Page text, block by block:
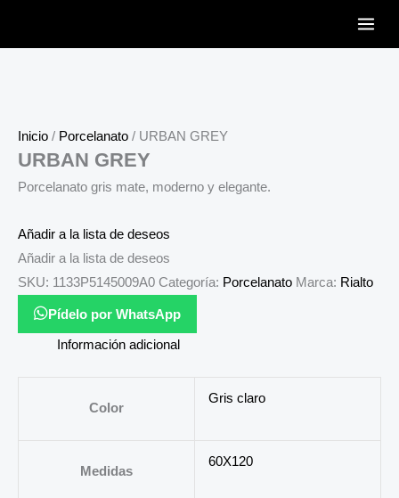
Inicio / Porcelanato / URBAN GREY
URBAN GREY
Porcelanato gris mate, moderno y elegante.
Añadir a la lista de deseos
Añadir a la lista de deseos
SKU: 1133P5145009A0 Categoría: Porcelanato Marca: Rialto
Pídelo por WhatsApp
Información adicional
Color
Gris claro
Medidas
60X120